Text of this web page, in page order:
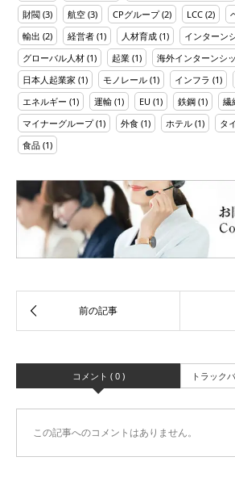
財閥 (3) 航空 (3) CPグループ(2) LCC (2)
輸出 (2) 経営者 (1) 人材育成 (1) インターン
グローバル人材 (1) 起業 (1) 海外インターンシ
日本人起業家 (1) モノレール (1) インフラ (1)
エネルギー (1) 運輸 (1) EU (1) 鉄鋼 (1) 繊
マイナーグループ(1) 外食 (1) ホテル (1) タ
食品 (1)
コメント ( 0 ) トラック
この記事へのコメントはありません。